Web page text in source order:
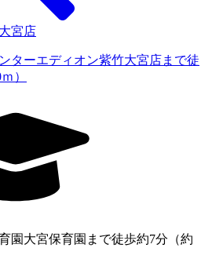
ターエディオン紫竹大宮店まで徒
）
園 大宮保育園まで徒歩約7分（約